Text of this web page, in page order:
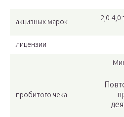
акцизных марок
2,0-4,0
лицензии
пробитого чека